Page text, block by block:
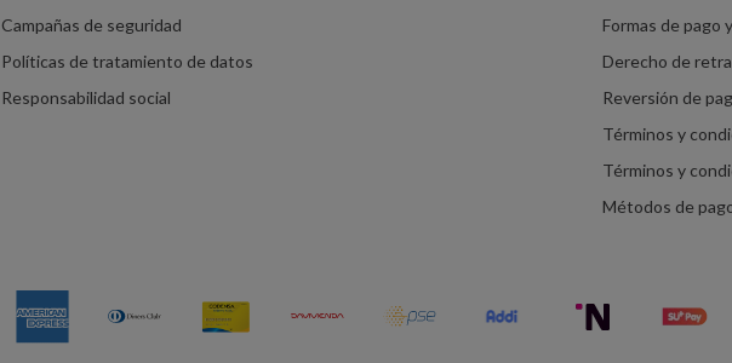
Campañas de seguridad
Políticas de tratamiento de datos
Responsabilidad social
Formas de pago
Derecho de
Reversión de
Términos y
Términos y
Métodos de